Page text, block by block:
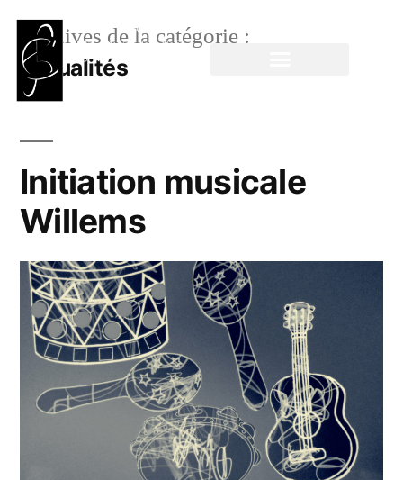
Archives de la catégorie :
Actualités
Initiation musicale
Willems